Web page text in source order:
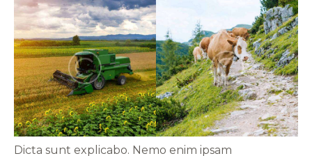
Dicta sunt explicabo. Nemo enim ipsam